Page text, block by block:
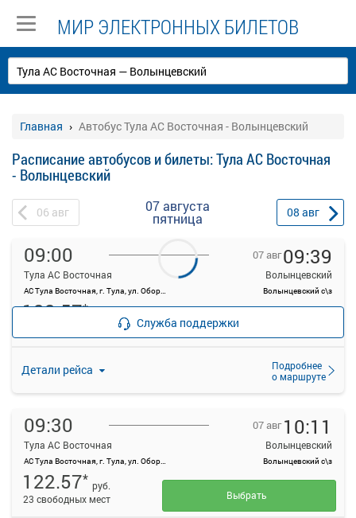
МИР ЭЛЕКТРОННЫХ БИЛЕТОВ
Главная Автобус Тула АС Восточная - Волынцевский
Расписание автобусов и билеты: Тула АС Восточная
- Волынцевский
06 авг 07 августа
пятница 08 авг
09:00
Тула АС Восточная
АС Тула Восточная, г. Тула, ул. Оборонная, 83
07 авг09:39
Волынцевский
Волынцевский с\з
Детали рейса
Подробнее
о маршруте
122.57*
Продажа билетов
прекращена
09:30
Тула АС Восточная
АС Тула Восточная, г. Тула, ул. Оборонная, 83
07 авг 10:11
Волынцевский
Волынцевский с\з
122.57* руб.
23 свободных мест
Выбрать
Служба поддержки